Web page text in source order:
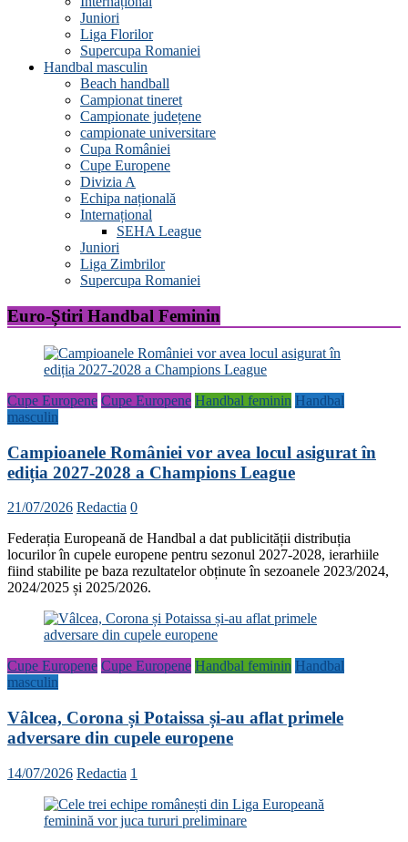
Juniori
Liga Florilor
Supercupa Romaniei
Handbal masculin
Beach handball
Campionat tineret
Campionate județene
campionate universitare
Cupa României
Cupe Europene
Divizia A
Echipa națională
Internațional
SEHA League
Juniori
Liga Zimbrilor
Supercupa Romaniei
Euro-Știri Handbal Feminin
Cupe Europene Cupe Europene Handbal feminin Handbal
masculin
Campioanele României vor avea locul asigurat în
ediția 2027-2028 a Champions League
21/07/2026 Redactia 0
Federația Europeană de Handbal a dat publicității distribuția
locurilor în cupele europene pentru sezonul 2027-2028, ierarhiile
fiind stabilite pe baza rezultatelor obținute în sezoanele 2023/2024,
2024/2025 și 2025/2026.
Cupe Europene Cupe Europene Handbal feminin Handbal
masculin
Vâlcea, Corona și Potaissa și-au aflat primele
adversare din cupele europene
14/07/2026 Redactia 1